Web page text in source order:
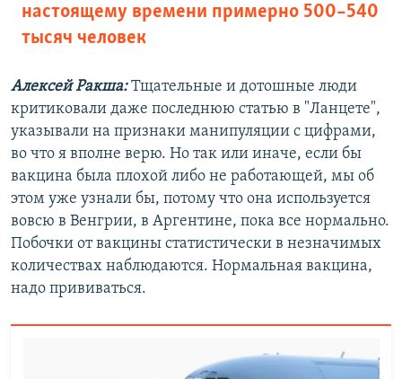
настоящему времени примерно 500–540
тысяч человек
Алексей Ракша:Тщательные и дотошные люди
критиковали даже последнюю статью в "Ланцете",
указывали на признаки манипуляции с цифрами,
во что я вполне верю. Но так или иначе, если бы
вакцина была плохой либо не работающей, мы об
этом уже узнали бы, потому что она используется
вовсю в Венгрии, в Аргентине, пока все нормально.
Побочки от вакцины статистически в незначимых
количествах наблюдаются. Нормальная вакцина,
надо прививаться.